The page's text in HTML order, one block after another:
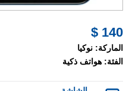
140 $
الماركة: نوكيا
الفئة: هواتف ذكية